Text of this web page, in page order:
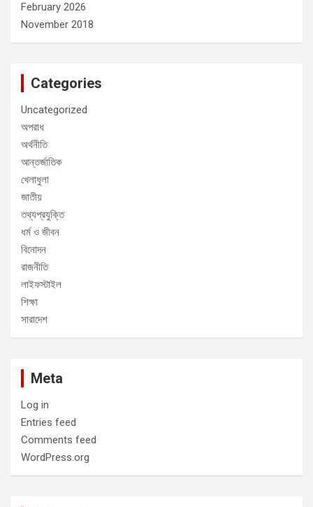
February 2026
November 2018
Categories
Uncategorized
অপরাধ
অর্থনীতি
আন্তর্জাতিক
খেলাধুলা
জাতীয়
তথ্যপ্রযুক্তি
ধর্ম ও জীবন
বিনোদন
রাজনীতি
লাইফস্টাইল
শিক্ষা
সারাদেশ
Meta
Log in
Entries feed
Comments feed
WordPress.org